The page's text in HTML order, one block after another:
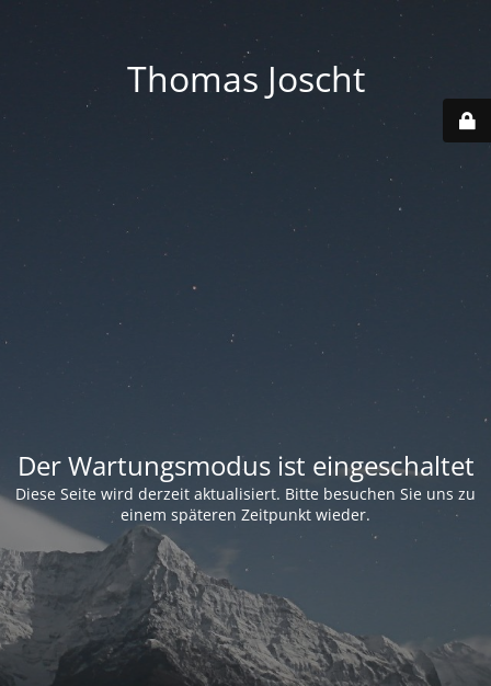
Thomas Joscht
Der Wartungsmodus ist eingeschaltet
Diese Seite wird derzeit aktualisiert. Bitte besuchen Sie uns zu
einem späteren Zeitpunkt wieder.